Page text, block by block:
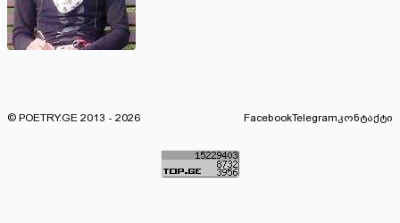
© POETRY.GE 2013 - 2026 FacebookTelegramკონტაქტი